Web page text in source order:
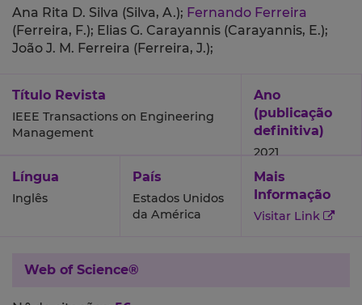
Ana Rita D. Silva (Silva, A.); Fernando Ferreira
(Ferreira, F.); Elias G. Carayannis (Carayannis, E.);
João J. M. Ferreira (Ferreira, J.);
Título Revista
IEEE Transactions on Engineering
Management
Ano
(publicação
definitiva)
2021
Língua
Inglês
País
Estados Unidos
da América
Mais
Informação
Visitar Link
Web of Science®